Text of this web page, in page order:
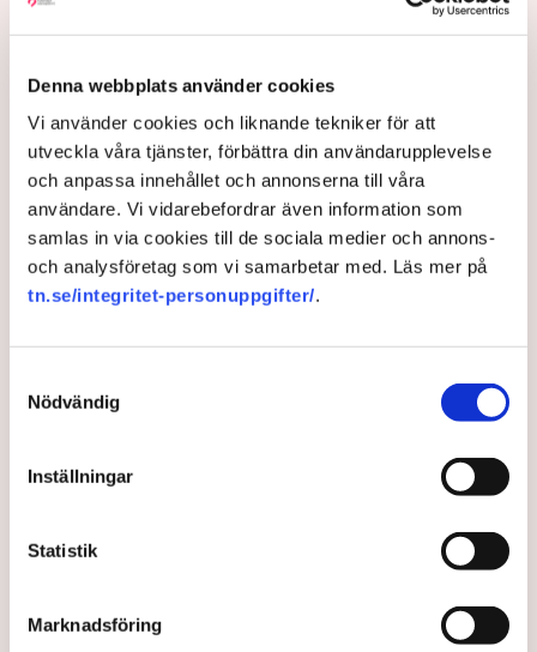
Denna webbplats använder cookies
Vi använder cookies och liknande tekniker för att
utveckla våra tjänster, förbättra din användarupplevelse
och anpassa innehållet och annonserna till våra
användare. Vi vidarebefordrar även information som
samlas in via cookies till de sociala medier och annons-
och analysföretag som vi samarbetar med. Läs mer på
tn.se/integritet-personuppgifter/.
Nödvändig
Inställningar
Statistik
Marknadsföring
miljoner ton fossil koldioxid och mellan två och
infångningen cirka fyra procent av Sveriges totala utsläpp
2022.
– Det här är en absolut nödvändighet för att hantera våra
processutsläpp och ställa om cementtillverkningen snarast
möjligt. Men det är ju också en fundamental del i att hela
svenska byggnäringen ska kunna ställa om, säger Karin
Comstedt Webb, vice vd Heidelberg Materials Sweden.
konkurrenskraftig i framtiden”
CCS-projektet i Slite blir inte Heidelberg Materials första. I
cementfabrik bli klar inom något år, och därmed kommer de
som första cementfabrik i världen avskilja koldioxid ur luften
Men i Slite ska infångningen skalas upp mer än fyra gånger